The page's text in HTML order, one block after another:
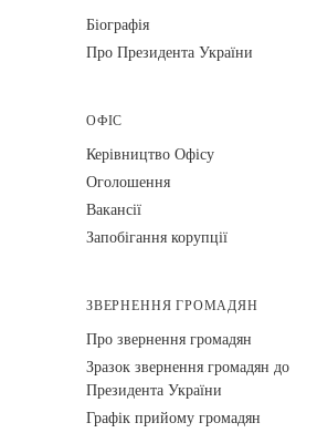
Біографія
Про Президента України
ОФІС
Керівництво Офісу
Оголошення
Вакансії
Запобігання корупції
ЗВЕРНЕННЯ ГРОМАДЯН
Про звернення громадян
Зразок звернення громадян до
Президента України
Графік прийому громадян